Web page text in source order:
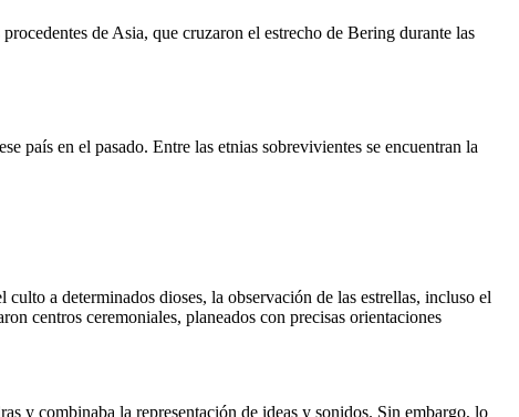
de Asia, que cruzaron el estrecho de Bering durante las
país en el pasado. Entre las etnias sobrevivientes se encuentran la
a determinados dioses, la observación de las estrellas, incluso el
centros ceremoniales, planeados con precisas orientaciones
y combinaba la representación de ideas y sonidos. Sin embargo, lo